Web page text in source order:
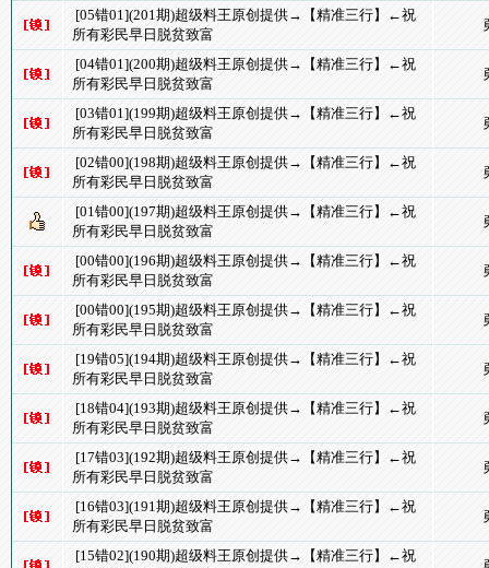
[05错01](201期)超级料王原创提供→【精准三行】←祝
所有彩民早日脱贫致富
[04错01](200期)超级料王原创提供→【精准三行】←祝
所有彩民早日脱贫致富
[03错01](199期)超级料王原创提供→【精准三行】←祝
所有彩民早日脱贫致富
[02错00](198期)超级料王原创提供→【精准三行】←祝
所有彩民早日脱贫致富
[01错00](197期)超级料王原创提供→【精准三行】←祝
所有彩民早日脱贫致富
[00错00](196期)超级料王原创提供→【精准三行】←祝
所有彩民早日脱贫致富
[00错00](195期)超级料王原创提供→【精准三行】←祝
所有彩民早日脱贫致富
[19错05](194期)超级料王原创提供→【精准三行】←祝
所有彩民早日脱贫致富
[18错04](193期)超级料王原创提供→【精准三行】←祝
所有彩民早日脱贫致富
[17错03](192期)超级料王原创提供→【精准三行】←祝
所有彩民早日脱贫致富
[16错03](191期)超级料王原创提供→【精准三行】←祝
所有彩民早日脱贫致富
[15错02](190期)超级料王原创提供→【精准三行】←祝